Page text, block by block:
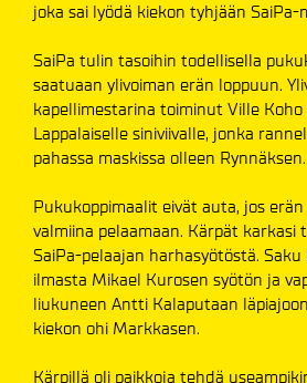
joka sai lyödä kiekon tyhjään SaiPa-
SaiPa tulin tasoihin todellisella
saatuaan ylivoiman erän loppuun.
kapellimestarina toiminut Ville
Lappalaiselle siniviivalle, jonka
pahassa maskissa olleen Rynnäksen.
Pukukoppimaalit eivät auta, jos
valmiina pelaamaan. Kärpät karkasi
SaiPa-pelaajan harhasyötöstä.
ilmasta Mikael Kurosen syötön ja
liukuneen Antti Kalaputaan
kiekon ohi Markkasen.
Kärpillä oli paikkoja tehdä